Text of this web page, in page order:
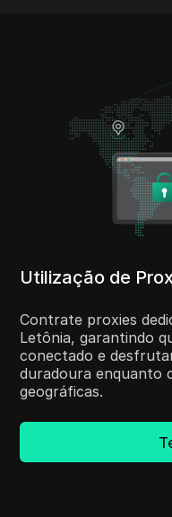
Utilização de
Contrate proxies
Letônia, garantindo
conectado e
duradoura enquanto
geográficas.